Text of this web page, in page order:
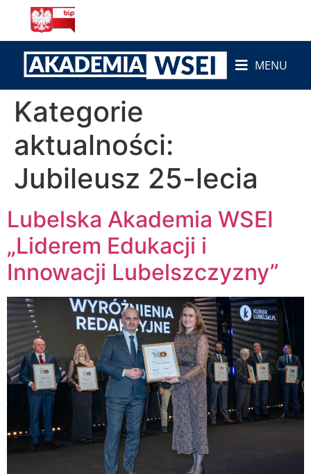
MENU
Kategorie
aktualności:
Jubileusz 25-lecia
Lubelska Akademia WSEI
„Liderem Edukacji i
Innowacji Lubelszczyzny”